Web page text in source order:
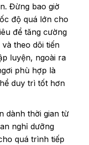
Đừng bao giờ
độ quá lớn cho
để tăng cường
theo dõi tiến
luyện, ngoài ra
phù hợp là
duy trì tốt hơn
dành thời gian từ
nghỉ dưỡng
quá trình tiếp